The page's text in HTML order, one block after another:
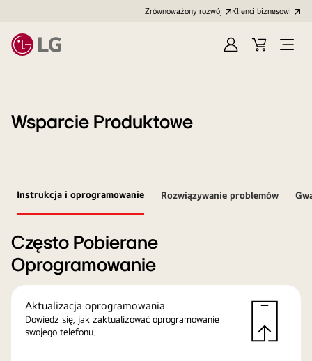
Zrównoważony rozwój Klienci biznesowi
ZalogujKoszyk
Wsparcie Produktowe
Instrukcja i oprogramowanie Rozwiązywanie problemów
Często Pobierane
Oprogramowanie
Aktualizacja oprogramowania
Dowiedz się, jak zaktualizować oprogramowanie
swojego telefonu.